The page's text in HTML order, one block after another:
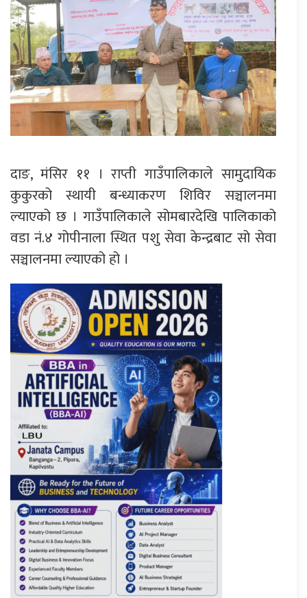
दाङ, मंसिर ११ । राप्ती गाउँपालिकाले सामुदायिक
कुकुरको स्थायी बन्ध्याकरण शिविर सञ्चालनमा
ल्याएको छ । गाउँपालिकाले सोमबारदेखि पालिकाको
वडा नं.४ गोपीनाला स्थित पशु सेवा केन्द्रबाट सो सेवा
सञ्चालनमा ल्याएको हो ।